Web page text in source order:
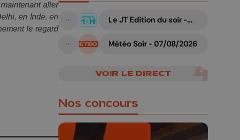
aller
en Inde, en
le regard
A suivre
Le JT Edition du soir -
A suivre
Météo Soir - 07/08/2026
VOIR LE DIRECT
Nos concours